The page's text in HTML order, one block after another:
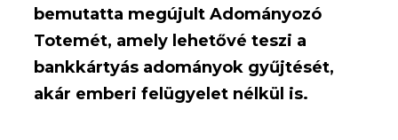
bemutatta megújult Adományozó
Totemét, amely lehetővé teszi a
bankkártyás adományok gyűjtését,
akár emberi felügyelet nélkül is.